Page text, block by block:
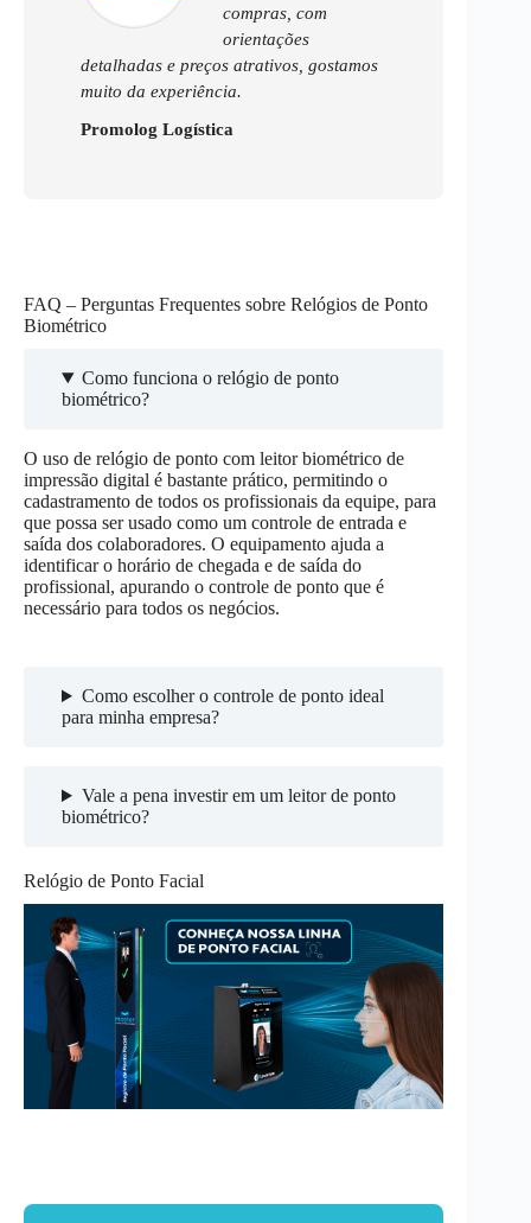
compras, com
orientações
detalhadas e preços atrativos, gostamos
muito da experiência.
Promolog Logística
FAQ – Perguntas Frequentes sobre Relógios de Ponto
Biométrico
Como funciona o relógio de ponto
biométrico?
O uso de relógio de ponto com leitor biométrico de
impressão digital é bastante prático, permitindo o
cadastramento de todos os profissionais da equipe, para
que possa ser usado como um controle de entrada e
saída dos colaboradores. O equipamento ajuda a
identificar o horário de chegada e de saída do
profissional, apurando o controle de ponto que é
necessário para todos os negócios.
Como escolher o controle de ponto ideal
para minha empresa?
Vale a pena investir em um leitor de ponto
biométrico?
Relógio de Ponto Facial